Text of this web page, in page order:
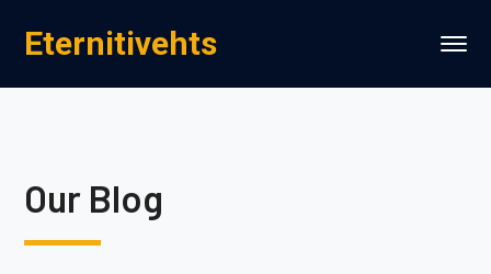
Eternitivehts
Our Blog